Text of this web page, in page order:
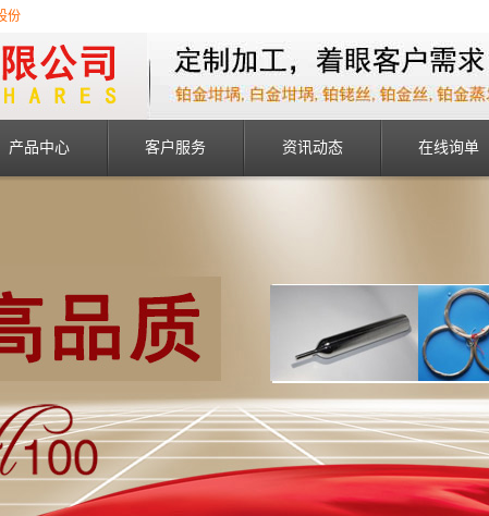
份
产品中心 客户服务 资讯动态 在线询单